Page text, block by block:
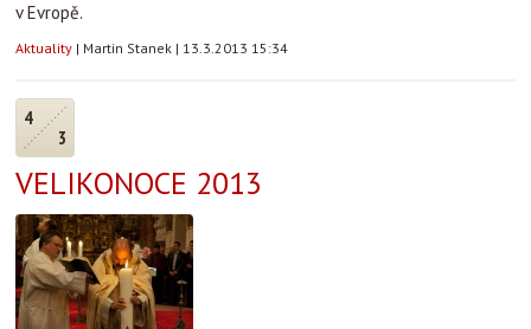
v Evropě.
Aktuality | Martin Stanek | 13.3.2013 15:34
4
3
VELIKONOCE 2013